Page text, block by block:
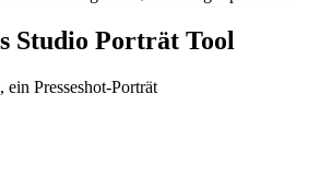
Studio Porträt Tool
Presseshot-Porträt